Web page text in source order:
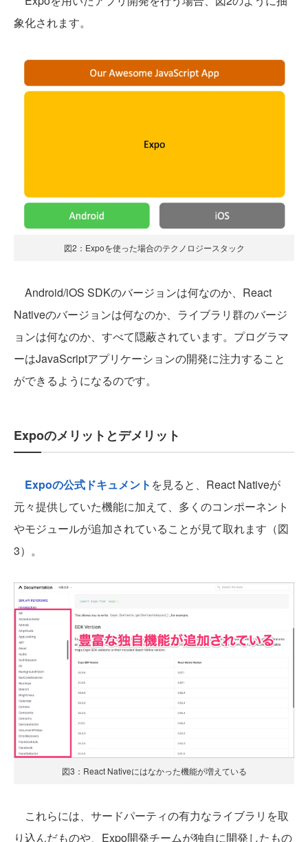
象化されます。
図2：Expoを使った場合のテクノロジースタック
Android/iOS SDKのバージョンは何なのか、React
Nativeのバージョンは何なのか、ライブラリ群のバージ
ョンは何なのか、すべて隠蔽されています。プログラマ
ーはJavaScriptアプリケーションの開発に注力すること
ができるようになるのです。
Expoのメリットとデメリット
Expoの公式ドキュメント を見ると、React Nativeが
元々提供していた機能に加えて、多くのコンポーネント
やモジュールが追加されていることが見て取れます（図
3）。
図3：React Nativeにはなかった機能が増えている
これらには、サードパーティの有力なライブラリを取
り込んだものや、Expo開発チームが独自に開発したもの